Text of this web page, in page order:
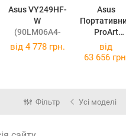
Asus VY249HF-
W
(90LM06A4-
B03A70)
Asus
ProArt
PA169CDV
від 4 778 грн.
від
63 656
Фільтр Усі моделі